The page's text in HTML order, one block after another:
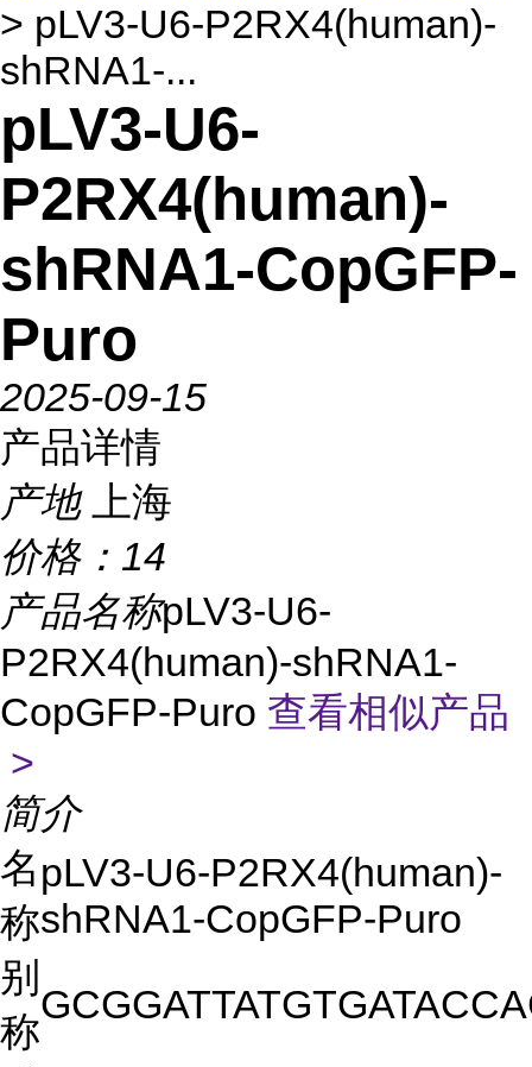
> pLV3-U6-P2RX4(human)-
shRNA1-...
pLV3-U6-
P2RX4(human)-
shRNA1-CopGFP-
Puro
2025-09-15
产品详情
产地
上海
价格： 14
产品名称pLV3-U6-
P2RX4(human)-shRNA1-
CopGFP-Puro 查看相似产品
>
简介
名
称
pLV3-U6-P2RX4(human)-
shRNA1-CopGFP-Puro
别
称